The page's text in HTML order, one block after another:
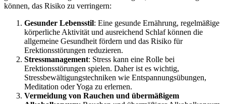
können, das Risiko zu verringern:
Gesunder Lebensstil: Eine gesunde Ernährung, regelmäßige
körperliche Aktivität und ausreichend Schlaf können die
allgemeine Gesundheit fördern und das Risiko für
Erektionsstörungen reduzieren.
Stressmanagement: Stress kann eine Rolle bei
Erektionsstörungen spielen. Daher ist es wichtig,
Stressbewältigungstechniken wie Entspannungsübungen,
Meditation oder Yoga zu erlernen.
Vermeidung von Rauchen und übermäßigem